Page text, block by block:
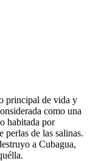
principal de vida y
como una
habitada por
perlas de las salinas.
a Cubagua,